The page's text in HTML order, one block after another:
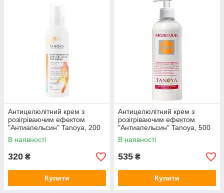
Антицелюлітний крем з
розігріваючим ефектом
"Антиапельсин" Tanoya, 200
мл
В наявності
320 ₴
Купити
Антицелюлітний крем з
розігріваючим ефектом
"Антиапельсин" Tanoya, 500
мл
В наявності
535 ₴
Купити